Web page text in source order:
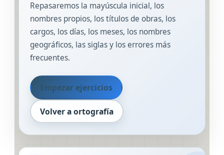
Repasaremos la mayúscula inicial, los
nombres propios, los títulos de obras, los
cargos, los días, los meses, los nombres
geográficos, las siglas y los errores más
frecuentes.
Empezar ejercicios
Volver a ortografía